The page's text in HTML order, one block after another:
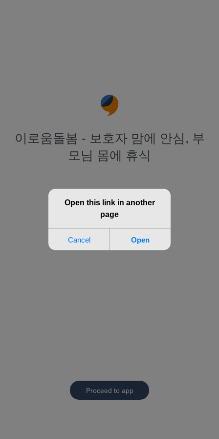
이로움돌봄 - 보호자 맘에 안심, 부
모님 몸에 휴식
Proceed to app